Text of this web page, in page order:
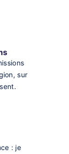
sur
: je